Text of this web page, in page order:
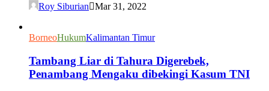
Roy Siburian Mar 31, 2022
BorneoHukumKalimantan Timur
Tambang Liar di Tahura Digerebek,
Penambang Mengaku dibekingi Kasum TNI